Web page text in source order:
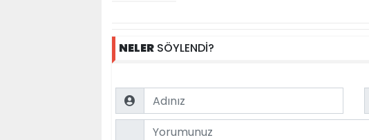
NELER SÖYLENDİ?
Name
Comment